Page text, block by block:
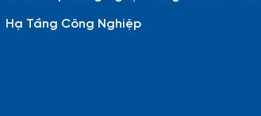
Hạ Tầng Công Nghiệp